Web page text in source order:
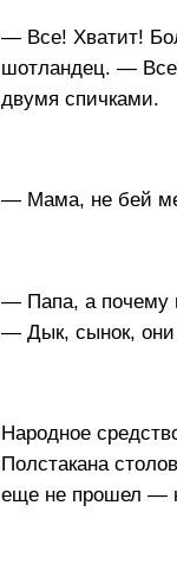
— Все! Хватит!
шотландец. —
двумя спичками.
— Мама, не бей
— Папа, а почему
— Дык, сынок, они
Народное
Полстакана
еще не прошел —